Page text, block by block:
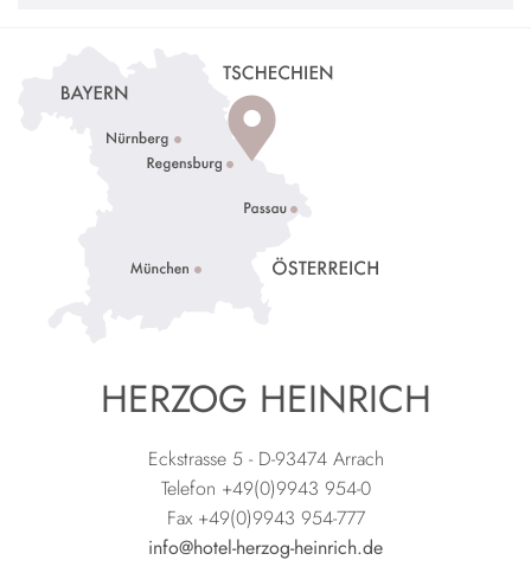
HERZOG HEINRICH
Eckstrasse 5 - D-93474 Arrach
Telefon +49(0)9943 954-0
Fax +49(0)9943 954-777
info@hotel-herzog-heinrich.de